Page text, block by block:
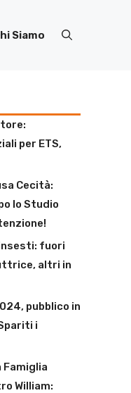
Siamo
per ETS,
Cecità:
lo Studio
fuori
altri in
pubblico in
i
Famiglia
William: